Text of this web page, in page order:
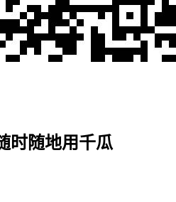
时随地用千瓜